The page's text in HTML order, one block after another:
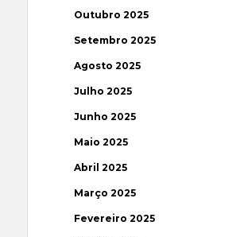
Outubro 2025
Setembro 2025
Agosto 2025
Julho 2025
Junho 2025
Maio 2025
Abril 2025
Março 2025
Fevereiro 2025